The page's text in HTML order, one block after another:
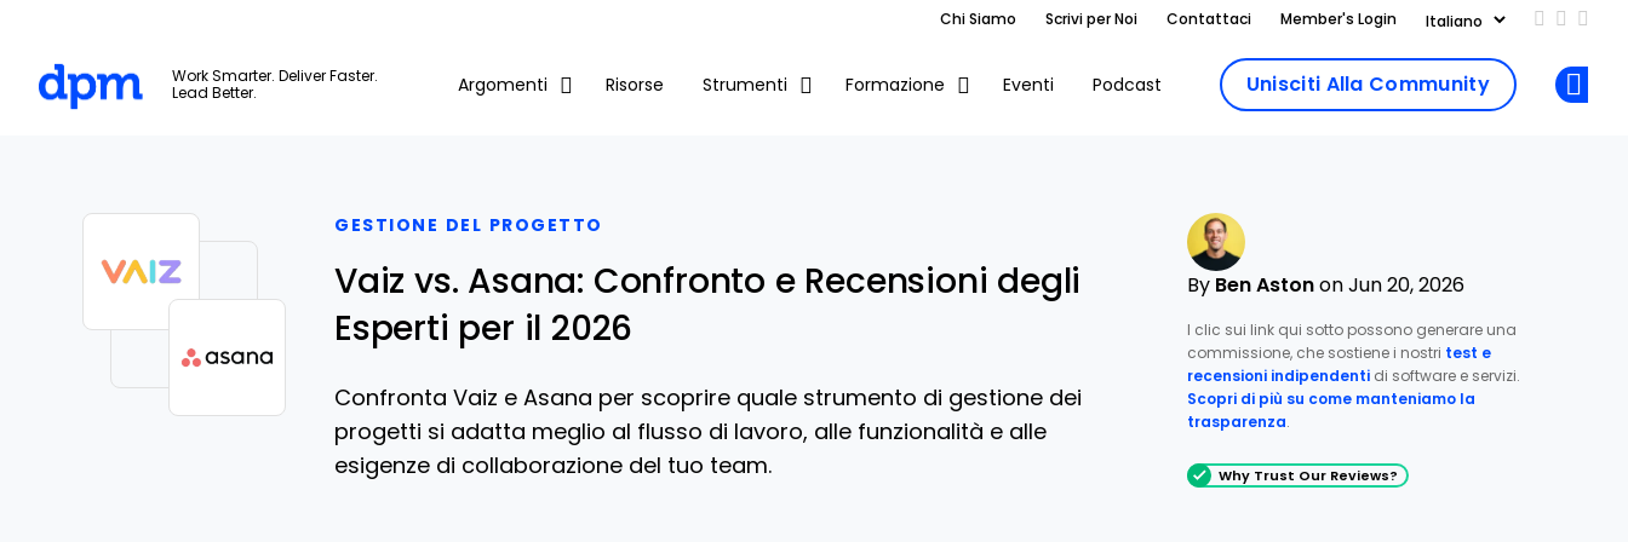
Chi Siamo Scrivi per Noi Contattaci Member's Login Add us
Follow
Work Smarter. Deliver Faster.
Lead Better.
Argomenti Risorse Strumenti Formazione Eventi Podcast Unisciti Alla Community
GESTIONE DEL PROGETTO
Vaiz vs. Asana: Confronto e Recensioni degli
Esperti per il 2026
Confronta Vaiz e Asana per scoprire quale strumento di gestione dei
progetti si adatta meglio al flusso di lavoro, alle funzionalità e alle
esigenze di collaborazione del tuo team.
By Ben Aston on Jun 20, 2026
I clic sui link qui sotto possono generare una
commissione, che sostiene i nostri test e
recensioni indipendenti di software e servizi.
Scopri di più su come manteniamo la
trasparenza.
Why Trust Our Reviews?